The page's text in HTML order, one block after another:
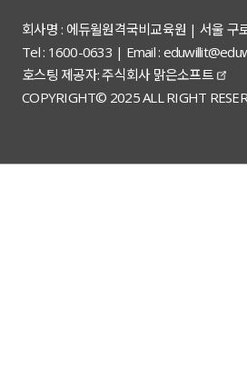
회사명 : 에듀윌원격국비교육원 | 서울
Tel : 1600-0633 | Email :
호스팅 제공자: 주식회사 맑은소프트
COPYRIGHT© 2025 ALL RIGHT